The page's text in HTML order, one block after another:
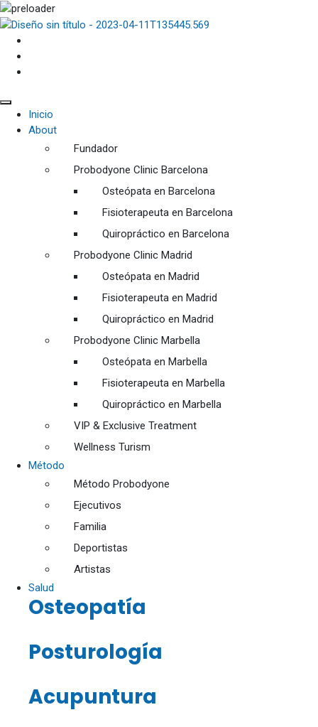
Inicio
About
Fundador
Probodyone Clinic Barcelona
Osteópata en Barcelona
Fisioterapeuta en Barcelona
Quiropráctico en Barcelona
Probodyone Clinic Madrid
Osteópata en Madrid
Fisioterapeuta en Madrid
Quiropráctico en Madrid
Probodyone Clinic Marbella
Osteópata en Marbella
Fisioterapeuta en Marbella
Quiropráctico en Marbella
VIP & Exclusive Treatment
Wellness Turism
Método
Método Probodyone
Ejecutivos
Familia
Deportistas
Artistas
Salud
Osteopatía
Posturología
Acupuntura